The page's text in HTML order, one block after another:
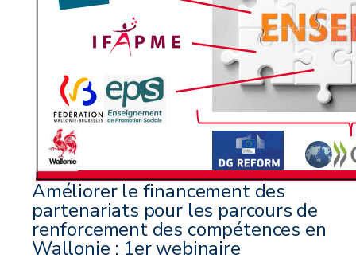
Améliorer le financement des
partenariats pour les parcours de
renforcement des compétences en
Wallonie : 1er webinaire